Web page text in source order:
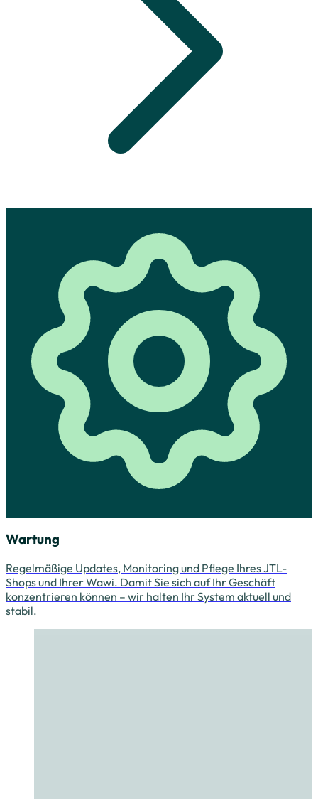
Wartung
Regelmäßige Updates, Monitoring und Pflege Ihres JTL-
Shops und Ihrer Wawi. Damit Sie sich auf Ihr Geschäft
konzentrieren können – wir halten Ihr System aktuell und
stabil.